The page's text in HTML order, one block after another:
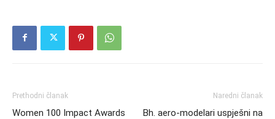
Prethodni članak
Women 100 Impact Awards
Naredni članak
Bh. aero-modelari uspješni na